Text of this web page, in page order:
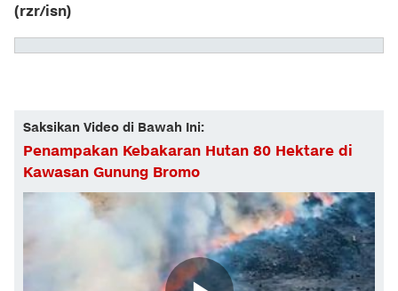
(rzr/isn)
Saksikan Video di Bawah Ini:
Penampakan Kebakaran Hutan 80 Hektare di
Kawasan Gunung Bromo